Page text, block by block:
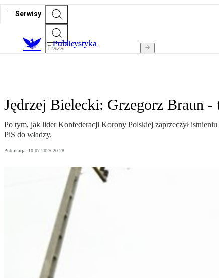
Serwisy
Publicystyka
Jędrzej Bielecki: Grzegorz Braun -
Po tym, jak lider Konfederacji Korony Polskiej zaprzeczył
PiS do władzy.
Publikacja: 10.07.2025 20:28